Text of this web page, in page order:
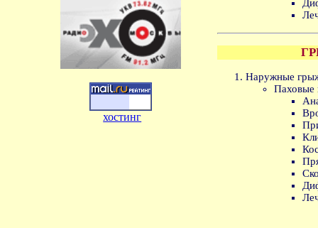
хостинг
Наружные
Паховые